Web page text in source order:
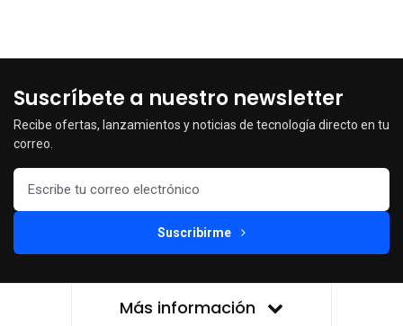
Suscríbete a nuestro newsletter
Recibe ofertas, lanzamientos y noticias de tecnología directo en tu
correo.
Suscribirme
Más información